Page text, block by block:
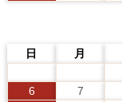
日
月
6
7